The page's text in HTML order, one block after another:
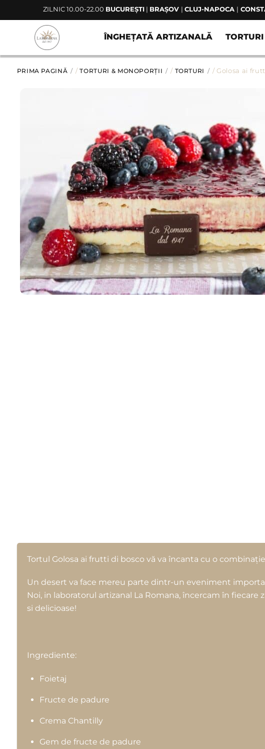
to
ZILNIC 10.00-22.00 BUCUREȘTI| BRAȘOV | CLUJ-NAPOCA |
ÎNGHEȚATĂ ARTIZANALĂ
PRIMA PAGINĂ /TORTURI & MONOPORȚII / TORTURI / Golosa ai
Tortul Golosa ai frutti di bosco vă va încanta cu o
Un desert va face mereu parte dintr-un eveniment
Noi, in laboratorul artizanal La Romana, încercam în
si delicioase!
Ingrediente:
Foietaj
Fructe de padure
Crema Chantilly
Gem de fructe de padure